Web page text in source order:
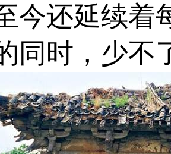
今还延续着
同时，少不